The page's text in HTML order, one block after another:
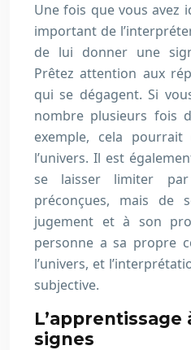
Une fois que vous avez
important de
de lui donner une
Prêtez attention aux
qui se dégagent. Si
nombre plusieurs fois
exemple, cela
l’univers. Il est
se laisser limiter
préconçues, mais
jugement et à son
personne a sa propre
l’univers, et
subjective.
L’apprentissage
signes